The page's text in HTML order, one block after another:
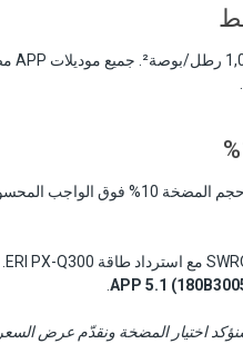
يزيد انسداد الأغشية متطلبات الضغط بمرور
اختيار المضخة ونقدّم عرض السعر خلال